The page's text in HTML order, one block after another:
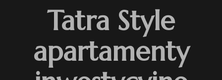
Tatra Style
apartamenty